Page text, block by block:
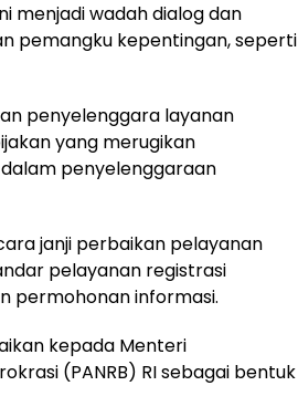
menjadi wadah dialog dan
pemangku kepentingan, seperti
penyelenggara layanan
yang merugikan
penyelenggaraan
janji perbaikan pelayanan
pelayanan registrasi
permohonan informasi.
kepada Menteri
(PANRB) RI sebagai bentuk